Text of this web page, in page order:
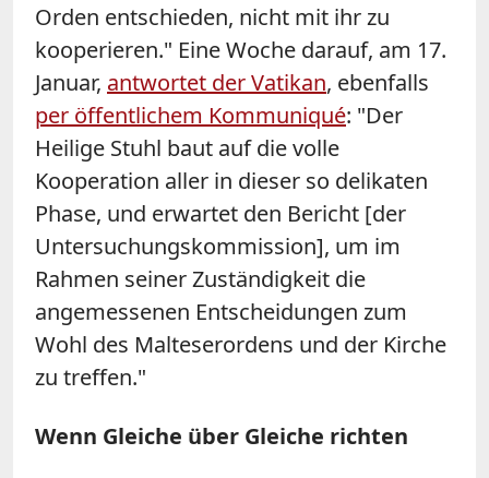
Orden entschieden, nicht mit ihr zu
kooperieren." Eine Woche darauf, am 17.
Januar, antwortet der Vatikan, ebenfalls
per öffentlichem Kommuniqué: "Der
Heilige Stuhl baut auf die volle
Kooperation aller in dieser so delikaten
Phase, und erwartet den Bericht [der
Untersuchungskommission], um im
Rahmen seiner Zuständigkeit die
angemessenen Entscheidungen zum
Wohl des Malteserordens und der Kirche
zu treffen."
Wenn Gleiche über Gleiche richten